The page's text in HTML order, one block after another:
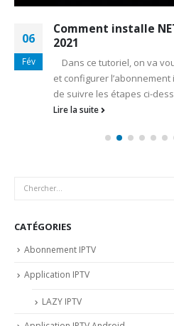
06
Fév
Comment installe
2021
Dans ce tutoriel, on va
et configurer l’abonnement
de suivre les étapes ci-
Lire la suite
CATÉGORIES
Abonnement IPTV
Application IPTV
LAZY IPTV